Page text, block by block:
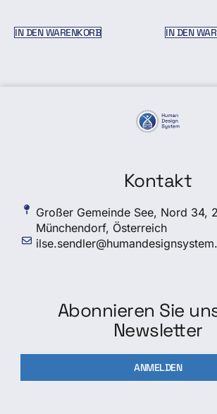
IN DEN WARENKORB IN DEN
Kontakt
Großer Gemeinde See, Nord 34,
Münchendorf, Österreich
Abonnieren Sie
Newsletter
ANMELDEN